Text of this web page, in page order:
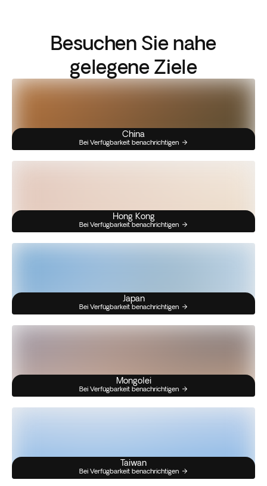
Besuchen Sie nahe
gelegene Ziele
China
Bei Verfügbarkeit benachrichtigen
Hong Kong
Bei Verfügbarkeit benachrichtigen
Japan
Bei Verfügbarkeit benachrichtigen
Mongolei
Bei Verfügbarkeit benachrichtigen
Taiwan
Bei Verfügbarkeit benachrichtigen